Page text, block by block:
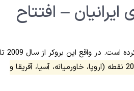
– افتتاح
آغاز کرده است. در واقع این بروکر از سال 2009 تا
20 نقطه (اروپا، خاورمیانه، آسیا، آفریقا و